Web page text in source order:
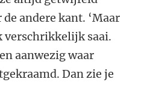
andere kant. ‘Maar
verschrikkelijk saai.
aanwezig waar
Dan zie je